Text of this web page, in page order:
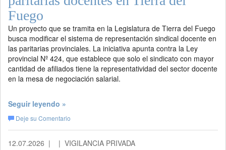
Fuego
Un proyecto que se tramita en la Legislatura de Tierra del Fuego
busca modificar el sistema de representación sindical docente en
las paritarias provinciales. La iniciativa apunta contra la Ley
provincial Nº 424, que establece que solo el sindicato con mayor
cantidad de afiliados tiene la representatividad del sector docente
en la mesa de negociación salarial.
Seguir leyendo »
Deje su Comentario
12.07.2026 | | VIGILANCIA PRIVADA